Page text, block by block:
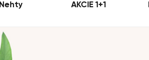
Nehty AKCIE 1+1